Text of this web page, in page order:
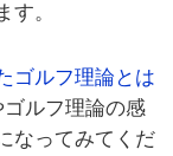
す。
ゴルフ理論とは
ルフ理論の感
なってみてくだ